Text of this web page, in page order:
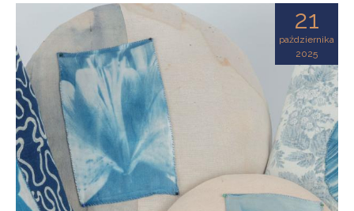
21
października
2025